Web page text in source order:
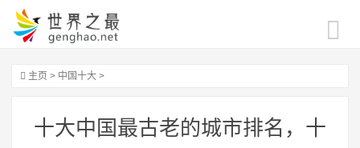
主页 > 中国十大 >
十大中国最古老的城市排名，十